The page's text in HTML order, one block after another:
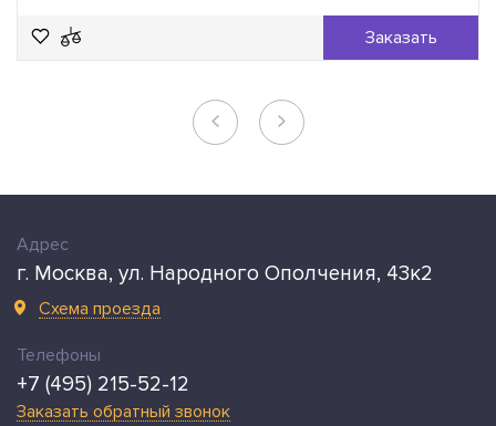
Заказать
Адрес
г. Москва, ул. Народного Ополчения, 43к2
Схема проезда
Телефоны
+7 (495) 215-52-12
Заказать обратный звонок